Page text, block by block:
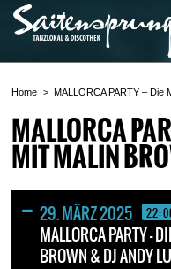
Home MALLORCA PARTY – Die
MALLORCA
MIT MALIN
29. MÄRZ 2025
MALLORCA PARTY –
BROWN & DJ ANDY